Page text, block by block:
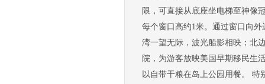
限，可直接从底座坐电梯至神像
每个窗口高约1米。通过窗口向
湾一望无际，波光船影相映；北
院，为游客放映美国早期移民生
以自带干粮在岛上公园用餐。 特